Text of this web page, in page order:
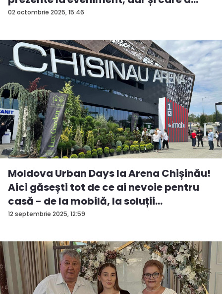
02 octombrie 2025, 15:46
fos...
12 septembrie 2025, 12:59
Moldova Urban Days la Arena Chișinău!
Aici găsești tot de ce ai nevoie pentru
casă - de la mobilă, la soluții
ingenioas...